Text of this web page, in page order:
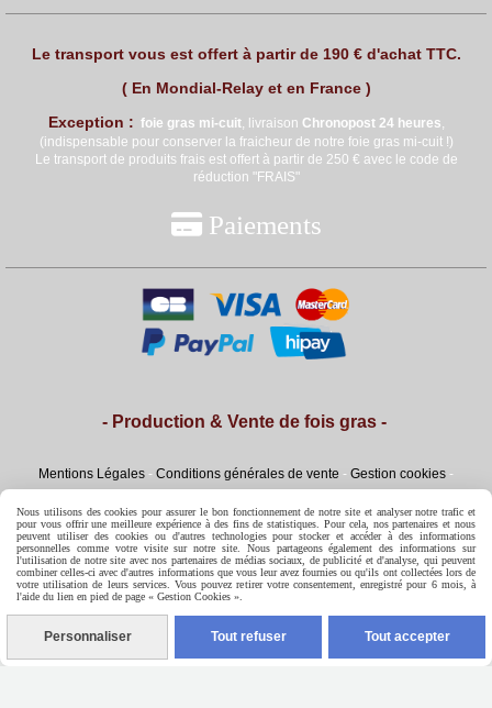
Le transport vous est offert à partir de 190 € d'achat TTC.
( En Mondial-Relay et en France )
Exception : foie gras mi-cuit, livraison Chronopost 24 heures,
(indispensable pour conserver la fraicheur de notre foie gras mi-cuit !)
Le transport de produits frais est offert à partir de 250 € avec le code de
réduction "FRAIS"
 Paiements
- Production & Vente de fois gras -
Mentions Légales Conditions générales de vente Gestion cookies
Mon Compte Conditions Générales de Ventes
Nous utilisons des cookies pour assurer le bon fonctionnement de notre site et analyser notre trafic et
pour vous offrir une meilleure expérience à des fins de statistiques. Pour cela, nos partenaires et nous
peuvent utiliser des cookies ou d'autres technologies pour stocker et accéder à des informations
personnelles comme votre visite sur notre site. Nous partageons également des informations sur
l'utilisation de notre site avec nos partenaires de médias sociaux, de publicité et d'analyse, qui peuvent
combiner celles-ci avec d'autres informations que vous leur avez fournies ou qu'ils ont collectées lors de
votre utilisation de leurs services. Vous pouvez retirer votre consentement, enregistré pour 6 mois, à
l'aide du lien en pied de page « Gestion Cookies ».
Personnaliser Tout refuser Tout accepter